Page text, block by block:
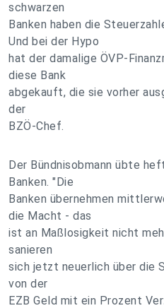
schwarzen
Banken haben die
Und bei der Hypo
hat der damalige ÖVP-
diese Bank
abgekauft, die sie vorher
der
BZÖ-Chef.
Der Bündnisobmann übte
Banken. "Die
Banken übernehmen
die Macht - das
ist an Maßlosigkeit nicht
sanieren
sich jetzt neuerlich über die
von der
EZB Geld mit ein Prozent